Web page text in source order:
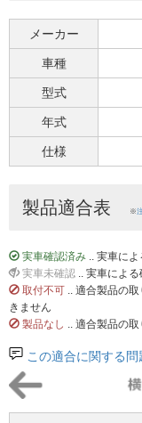
メーカー
車種
型式
年式
仕様
製品適合表 ※
実車確認済み .. 実車に
実車未確認 .. 実車によ
取付不可 .. 適合製品の
きません
製品なし .. 適合製品の
この適合に関する問